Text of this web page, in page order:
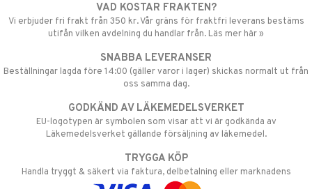
VAD KOSTAR FRAKTEN?
Vi erbjuder fri frakt från 350 kr. Vår gräns för fraktfri leverans bestäms
utifån vilken avdelning du handlar från. Läs mer här »
SNABBA LEVERANSER
Beställningar lagda före 14:00 (gäller varor i lager) skickas normalt ut från
oss samma dag.
GODKÄND AV LÄKEMEDELSVERKET
EU-logotypen är symbolen som visar att vi är godkända av
Läkemedelsverket gällande försäljning av läkemedel.
TRYGGA KÖP
Handla tryggt & säkert via faktura, delbetalning eller marknadens